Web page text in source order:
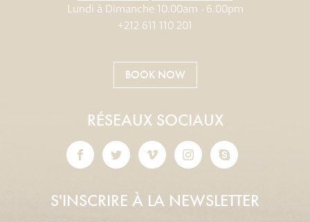
Lundi à Dimanche 10.00am - 6.00pm
+212 611 110 201
BOOK NOW
RÉSEAUX SOCIAUX
S'INSCRIRE À LA NEWSLETTER